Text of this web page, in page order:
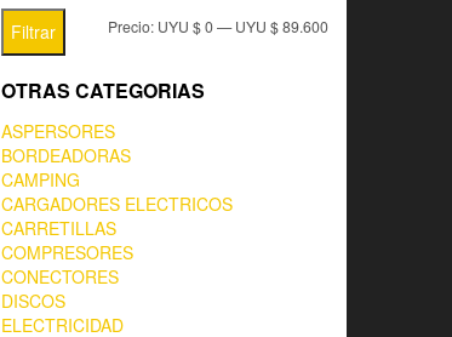
Filtrar Precio: UYU $ 0—UYU $ 89.600
OTRAS CATEGORIAS
ASPERSORES
BORDEADORAS
CAMPING
CARGADORES ELECTRICOS
CARRETILLAS
COMPRESORES
CONECTORES
DISCOS
ELECTRICIDAD